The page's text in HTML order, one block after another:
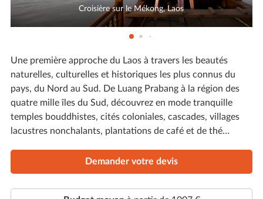
Croisière sur le Mékong, Laos
Une première approche du Laos à travers les beautés
naturelles, culturelles et historiques les plus connus du
pays, du Nord au Sud. De Luang Prabang à la région des
quatre mille îles du Sud, découvrez en mode tranquille
temples bouddhistes, cités coloniales, cascades, villages
lacustres nonchalants, plantations de café et de thé…
Demander votre devis